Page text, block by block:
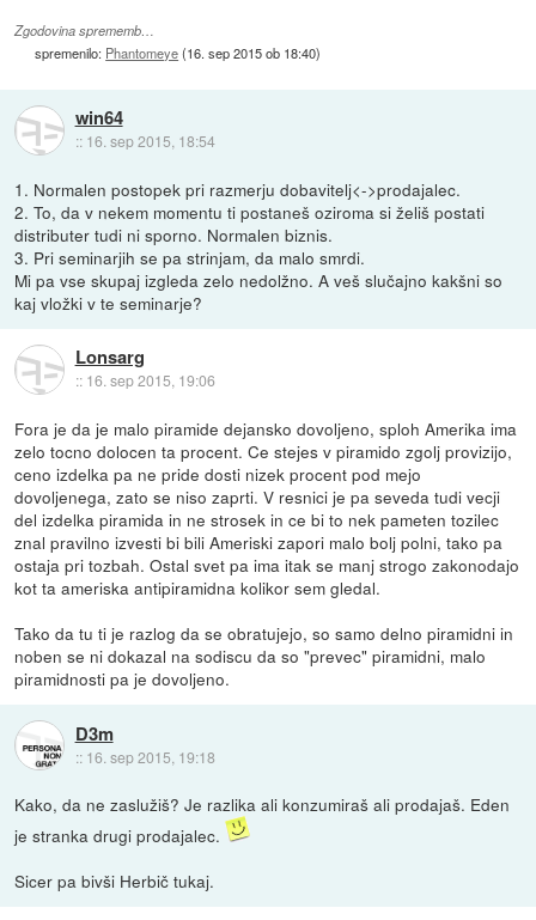
Zgodovina sprememb…
spremenilo: Phantomeye(16. sep 2015 ob 18:40)
win64
:: 16. sep 2015, 18:54
1. Normalen postopek pri razmerju dobavitelj<->prodajalec.
2. To, da v nekem momentu ti postaneš oziroma si želiš postati
distributer tudi ni sporno. Normalen biznis.
3. Pri seminarjih se pa strinjam, da malo smrdi.
Mi pa vse skupaj izgleda zelo nedolžno. A veš slučajno kakšni so
kaj vložki v te seminarje?
Lonsarg
:: 16. sep 2015, 19:06
Fora je da je malo piramide dejansko dovoljeno, sploh Amerika ima
zelo tocno dolocen ta procent. Ce stejes v piramido zgolj provizijo,
ceno izdelka pa ne pride dosti nizek procent pod mejo
dovoljenega, zato se niso zaprti. V resnici je pa seveda tudi vecji
del izdelka piramida in ne strosek in ce bi to nek pameten tozilec
znal pravilno izvesti bi bili Ameriski zapori malo bolj polni, tako pa
ostaja pri tozbah. Ostal svet pa ima itak se manj strogo zakonodajo
kot ta ameriska antipiramidna kolikor sem gledal.
Tako da tu ti je razlog da se obratujejo, so samo delno piramidni in
noben se ni dokazal na sodiscu da so "prevec" piramidni, malo
piramidnosti pa je dovoljeno.
D3m
:: 16. sep 2015, 19:18
Kako, da ne zaslužiš? Je razlika ali konzumiraš ali prodajaš. Eden
je stranka drugi prodajalec.
Sicer pa bivši Herbič tukaj.